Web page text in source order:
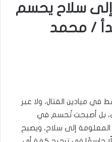
سلاح يحسم
/ محمد
ميادين القتال، ولا عبر
بل أصبحت تُحسم في
إلى سلاح، ويصبح